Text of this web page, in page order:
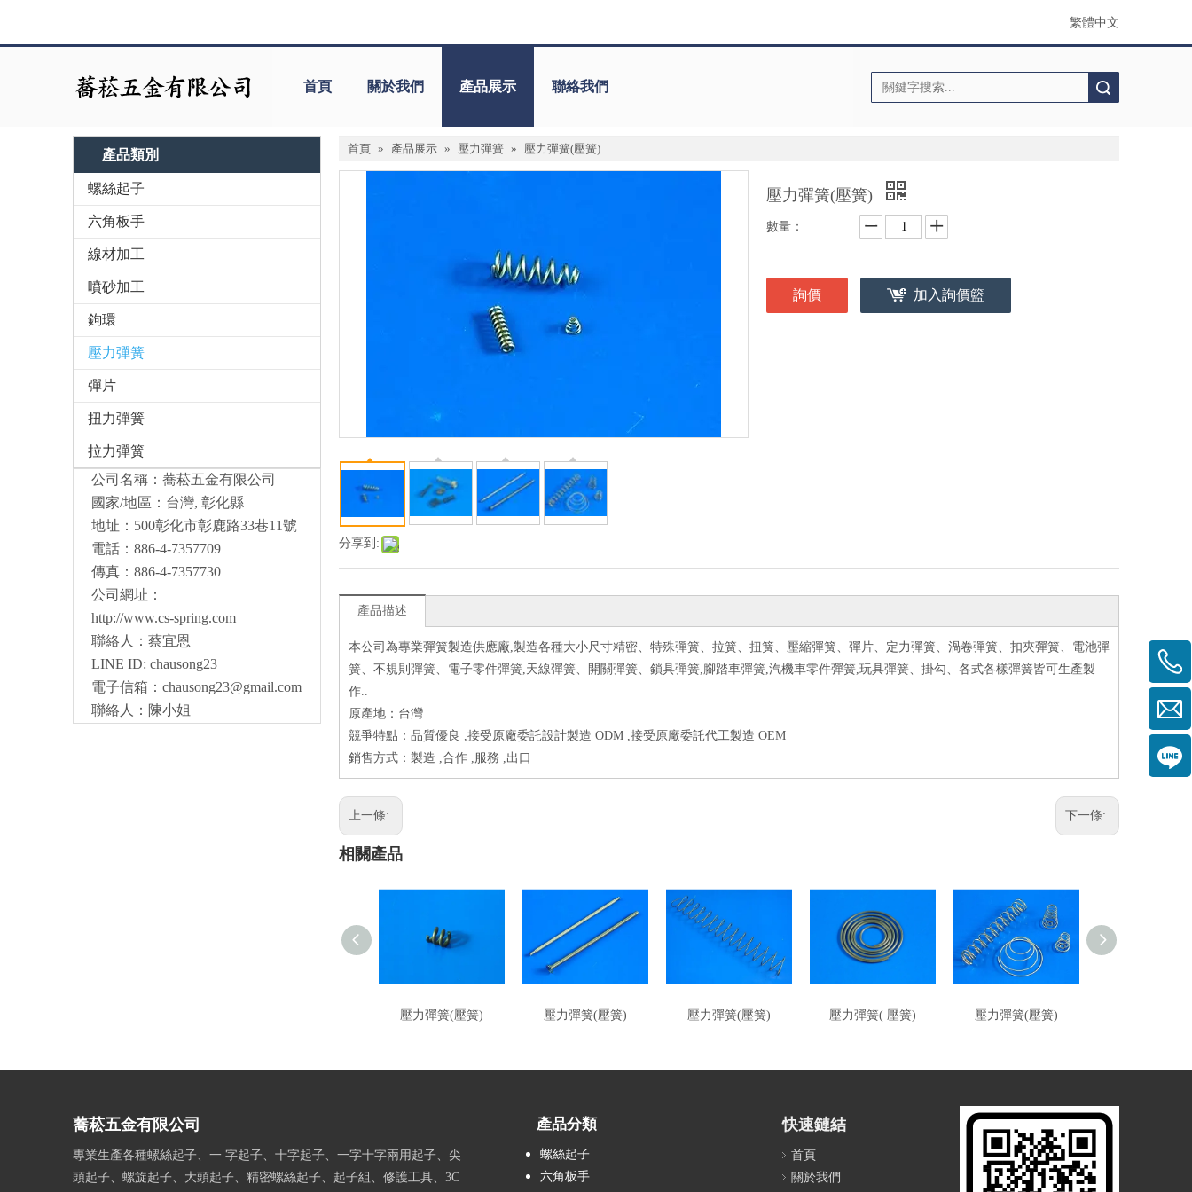
繁體中文
首頁 關於我們 產品展示 聯絡我們
產品類別
螺絲起子
六角板手
線材加工
噴砂加工
鉤環
壓力彈簧
彈片
扭力彈簧
拉力彈簧
公司名稱：蕎菘五金有限公司
國家/地區：台灣, 彰化縣
地址：500彰化市彰鹿路33巷11號
電話：886-4-7357709
傳真：886-4-7357730
公司網址：
http://www.cs-spring.com
聯絡人：蔡宜恩
LINE ID: chausong23
電子信箱： chausong23@gmail.com
聯絡人：陳小姐
首頁 » 產品展示 » 壓力彈簧 » 壓力彈簧(壓簧)
分享到:
壓力彈簧(壓簧)
數量：
詢價 加入詢價籃
產品描述
本公司為專業彈簧製造供應廠,製造各種大小尺寸精密、特殊彈簧、拉簧、扭簧、壓縮彈簧、彈片、定力彈簧、渦卷彈簧、扣夾彈簧、電池彈
簧、不規則彈簧、電子零件彈簧,天線彈簧、開關彈簧、鎖具彈簧,腳踏車彈簧,汽機車零件彈簧,玩具彈簧、掛勾、各式各樣彈簧皆可生產製
作..
原產地：台灣
競爭特點：品質優良 ,接受原廠委託設計製造 ODM ,接受原廠委託代工製造 OEM
銷售方式：製造 ,合作 ,服務 ,出口
上一條: 下一條:
相關產品
壓力彈簧(壓簧) 壓力彈簧(壓簧) 壓力彈簧(壓簧) 壓力彈簧( 壓簧) 壓力彈簧(壓簧)
蕎菘五金有限公司
專業生產各種螺絲起子、一 字起子、十字起子、一字十字兩用起子、尖
頭起子、螺旋起子、大頭起子、精密螺絲起子、起子組、修護工具、3C
產品分類
螺絲起子
六角板手
快速鏈結
首頁
關於我們